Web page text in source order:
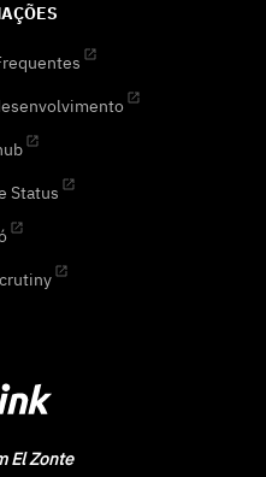
El Zonte
Status